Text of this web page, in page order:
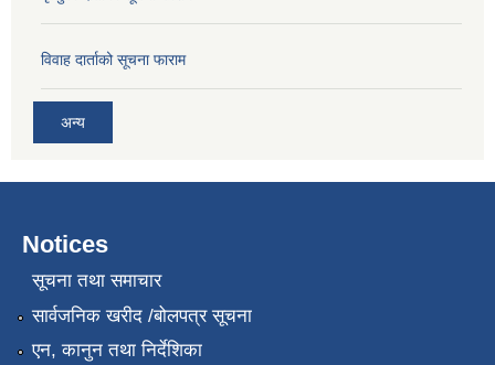
विवाह दार्ताको सूचना फाराम
अन्य
Notices
सूचना तथा समाचार
सार्वजनिक खरीद /बोलपत्र सूचना
एन, कानुन तथा निर्देशिका